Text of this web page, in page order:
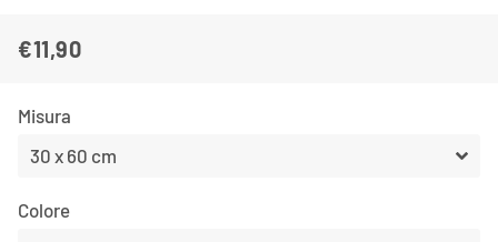
Prezzo
listino
Prezzo
€11,90
Misura
Colore